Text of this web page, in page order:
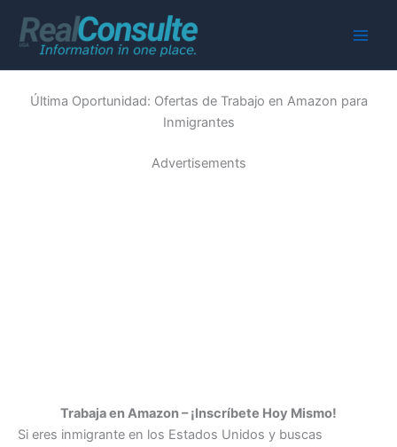
content
Última Oportunidad: Ofertas de Trabajo en Amazon para
Inmigrantes
Advertisements
Trabaja en Amazon – ¡Inscríbete Hoy Mismo!
Si eres inmigrante en los Estados Unidos y buscas